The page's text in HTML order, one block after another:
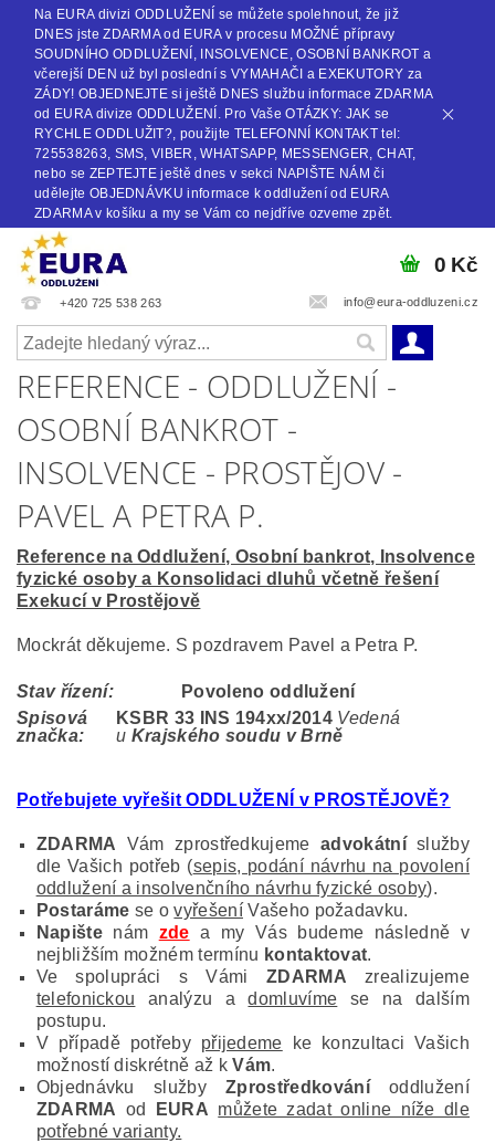
Na EURA divizi ODDLUŽENÍ se můžete spolehnout, že již
DNES jste ZDARMA od EURA v procesu MOŽNÉ přípravy
SOUDNÍHO ODDLUŽENÍ, INSOLVENCE, OSOBNÍ BANKROT a
včerejší DEN už byl poslední s VYMAHAČI a EXEKUTORY za
ZÁDY! OBJEDNEJTE si ještě DNES službu informace ZDARMA
od EURA divize ODDLUŽENÍ. Pro Vaše OTÁZKY: JAK se
RYCHLE ODDLUŽIT?, použijte TELEFONNÍ KONTAKT tel:
725538263, SMS, VIBER, WHATSAPP, MESSENGER, CHAT,
nebo se ZEPTEJTE ještě dnes v sekci NAPIŠTE NÁM či
udělejte OBJEDNÁVKU informace k oddlužení od EURA
ZDARMA v košíku a my se Vám co nejdříve ozveme zpět.
+420 725 538 263 info@eura-oddluzeni.cz
0 Kč
REFERENCE - ODDLUŽENÍ -
OSOBNÍ BANKROT -
INSOLVENCE - PROSTĚJOV -
PAVEL A PETRA P.
Reference na Oddlužení, Osobní bankrot, Insolvence
fyzické osoby a Konsolidaci dluhů včetně řešení
Exekucí v Prostějově
Mockrát děkujeme. S pozdravem Pavel a Petra P.
Stav řízení:
Povoleno oddlužení
Spisová
značka:
KSBR 33 INS 194xx/2014 Vedená
u Krajského soudu v Brně
Potřebujete vyřešit ODDLUŽENÍ v PROSTĚJOVĚ?
ZDARMA Vám zprostředkujeme advokátníslužby
dle Vašich potřeb (sepis, podání návrhu na povolení
oddlužení a insolvenčního návrhu fyzické osoby).
Postaráme se ovyřešeníVašeho požadavku.
Napištenám zde a my Vás budeme následně v
nejbližším možném termínu kontaktovat.
Ve spolupráci s Vámi ZDARMA zrealizujeme
telefonickou analýzu adomluvíme se na dalším
postupu.
V případě potřeby přijedeme ke konzultaci Vašich
možností diskrétně až kVám.
Objednávku služby
Zprostředkováníoddlužení
ZDARMA od EURA můžete zadat online níže dle
potřebné varianty.